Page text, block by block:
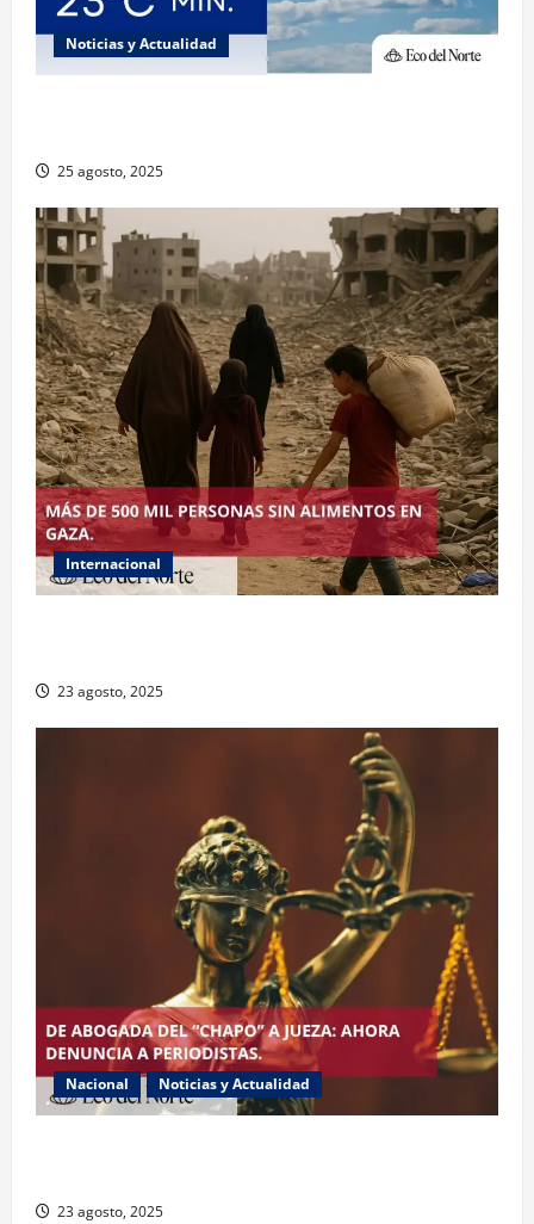
Noticias y Actualidad
25 agosto, 2025
Internacional
23 agosto, 2025
Nacional Noticias y Actualidad
23 agosto, 2025